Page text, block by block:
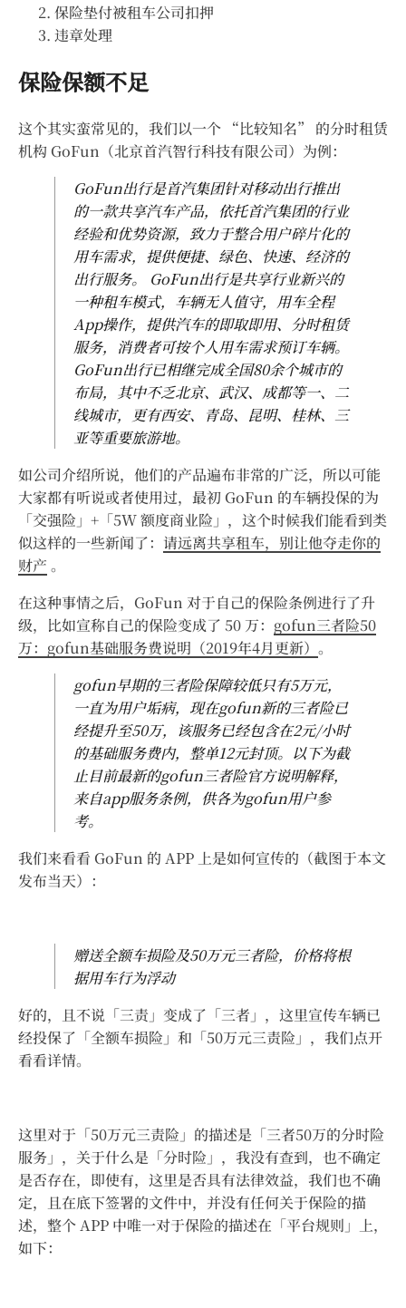
保险垫付被租车公司扣押
违章处理
保险保额不足
这个其实蛮常见的，我们以一个 “比较知名” 的分时租赁
机构 GoFun（北京首汽智行科技有限公司）为例：
GoFun出行是首汽集团针对移动出行推出
的一款共享汽车产品，依托首汽集团的行业
经验和优势资源，致力于整合用户碎片化的
用车需求，提供便捷、绿色、快速、经济的
出行服务。 GoFun出行是共享行业新兴的
一种租车模式，车辆无人值守，用车全程
App操作，提供汽车的即取即用、分时租赁
服务，消费者可按个人用车需求预订车辆。
GoFun出行已相继完成全国80余个城市的
布局，其中不乏北京、武汉、成都等一、二
线城市，更有西安、青岛、昆明、桂林、三
亚等重要旅游地。
如公司介绍所说，他们的产品遍布非常的广泛，所以可能
大家都有听说或者使用过，最初 GoFun 的车辆投保的为
「交强险」+「5W 额度商业险」，这个时候我们能看到类
似这样的一些新闻了： 请远离共享租车，别让他夺走你的
财产 。
在这种事情之后，GoFun 对于自己的保险条例进行了升
级，比如宣称自己的保险变成了 50 万： gofun三者险50
万：gofun基础服务费说明（2019年4月更新） 。
gofun早期的三者险保障较低只有5万元，
一直为用户垢病，现在gofun新的三者险已
经提升至50万，该服务已经包含在2元/小时
的基础服务费内，整单12元封顶。以下为截
止目前最新的gofun三者险官方说明解释，
来自app服务条例，供各为gofun用户参
考。
我们来看看 GoFun 的 APP 上是如何宣传的（截图于本文
发布当天）：
赠送全额车损险及50万元三者险，价格将根
据用车行为浮动
好的，且不说「三责」变成了「三者」，这里宣传车辆已
经投保了「全额车损险」和「50万元三责险」，我们点开
看看详情。
这里对于「50万元三责险」的描述是「三者50万的分时险
服务」，关于什么是「分时险」，我没有查到，也不确定
是否存在，即使有，这里是否具有法律效益，我们也不确
定，且在底下签署的文件中，并没有任何关于保险的描
述，整个 APP 中唯一对于保险的描述在「平台规则」上，
如下：